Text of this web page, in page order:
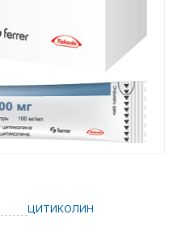
ЦИТИКОЛИН